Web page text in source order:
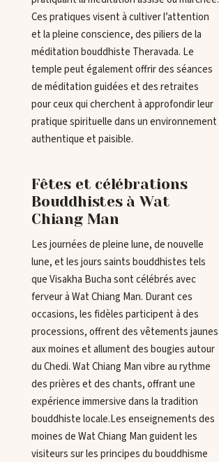
Ces pratiques visent à cultiver l’attention
et la pleine conscience, des piliers de la
méditation bouddhiste Theravada. Le
temple peut également offrir des séances
de méditation guidées et des retraites
pour ceux qui cherchent à approfondir leur
pratique spirituelle dans un environnement
authentique et paisible.
Fêtes et célébrations
Bouddhistes à Wat
Chiang Man
Les journées de pleine lune, de nouvelle
lune, et les jours saints bouddhistes tels
que Visakha Bucha sont célébrés avec
ferveur à Wat Chiang Man. Durant ces
occasions, les fidèles participent à des
processions, offrent des vêtements jaunes
aux moines et allument des bougies autour
du Chedi. Wat Chiang Man vibre au rythme
des prières et des chants, offrant une
expérience immersive dans la tradition
bouddhiste locale.Les enseignements des
moines de Wat Chiang Man guident les
visiteurs sur les principes du bouddhisme